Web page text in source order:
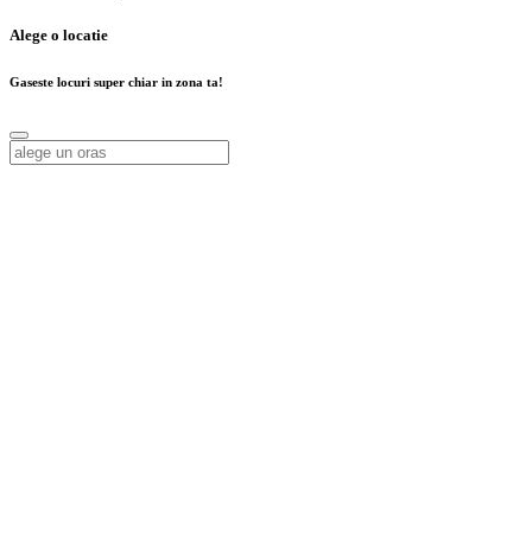
Alege o locatie
Gaseste locuri super chiar in zona ta!
Alege o locatie